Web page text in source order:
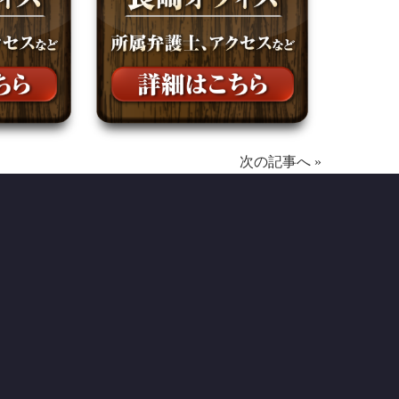
次の記事へ »